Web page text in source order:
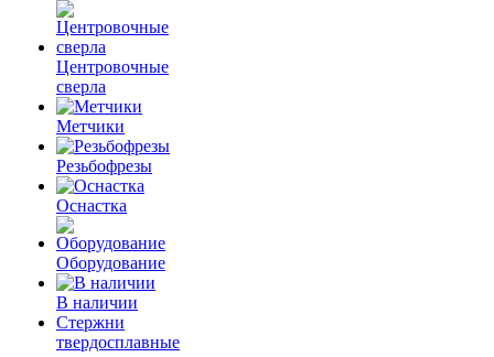
Центровочные
сверла
Метчики
Резьбофрезы
Оснастка
Оборудование
В наличии
Стержни
твердосплавные